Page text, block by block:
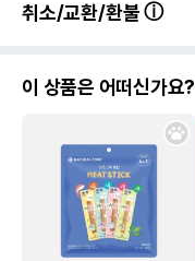
취소/교환/환불
이 상품은 어떠신가요?